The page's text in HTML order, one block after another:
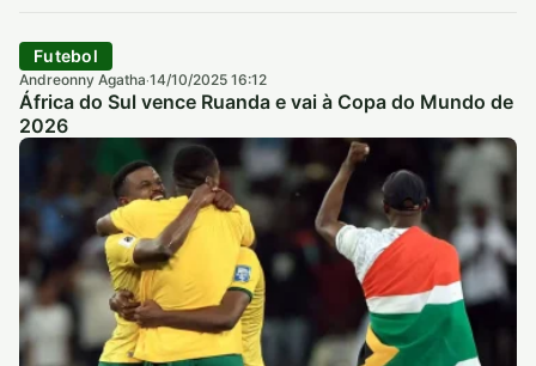
Futebol
Andreonny Agatha·14/10/2025 16:12
África do Sul vence Ruanda e vai à Copa do Mundo de
2026